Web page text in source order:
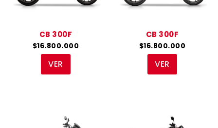
CB 300F
$16.800.000
VER
CB 300F
$16.800.000
VER